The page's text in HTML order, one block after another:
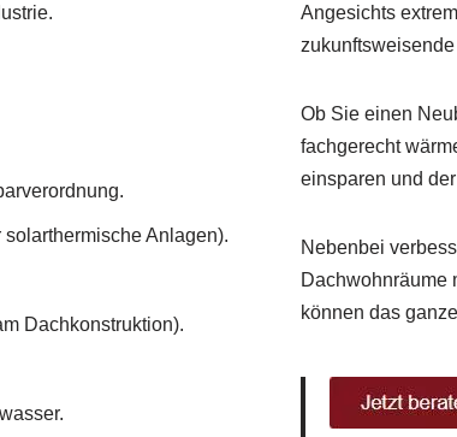
Anlagen).
Dachkonstruktion).
Angesichts
Ob Sie einen
fachgerecht
einsparen und
Nebenbei
Dachwohnräume
können das